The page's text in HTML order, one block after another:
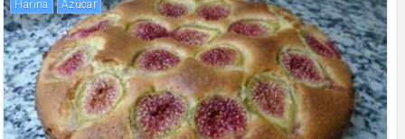
harina Azúcar